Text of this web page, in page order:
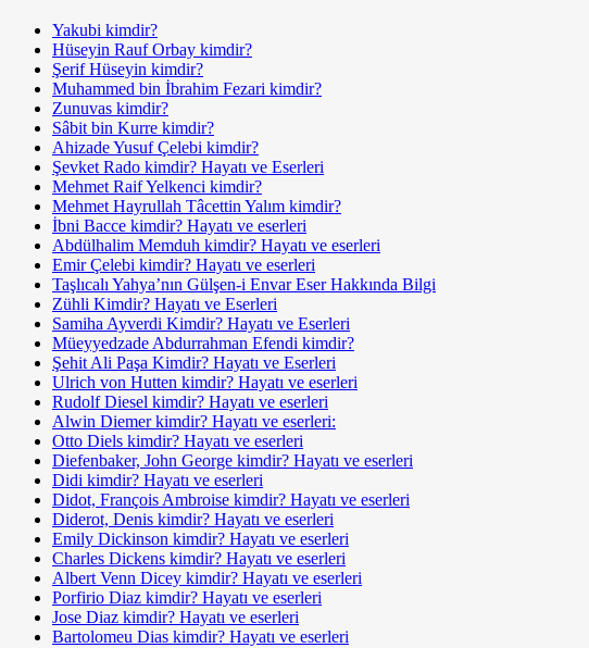
Yakubi kimdir?
Hüseyin Rauf Orbay kimdir?
Şerif Hüseyin kimdir?
Muhammed bin İbrahim Fezari kimdir?
Zunuvas kimdir?
Sâbit bin Kurre kimdir?
Ahizade Yusuf Çelebi kimdir?
Şevket Rado kimdir? Hayatı ve Eserleri
Mehmet Raif Yelkenci kimdir?
Mehmet Hayrullah Tâcettin Yalım kimdir?
İbni Bacce kimdir? Hayatı ve eserleri
Abdülhalim Memduh kimdir? Hayatı ve eserleri
Emir Çelebi kimdir? Hayatı ve eserleri
Taşlıcalı Yahya’nın Gülşen-i Envar Eser Hakkında Bilgi
Zühli Kimdir? Hayatı ve Eserleri
Samiha Ayverdi Kimdir? Hayatı ve Eserleri
Müeyyedzade Abdurrahman Efendi kimdir?
Şehit Ali Paşa Kimdir? Hayatı ve Eserleri
Ulrich von Hutten kimdir? Hayatı ve eserleri
Rudolf Diesel kimdir? Hayatı ve eserleri
Alwin Diemer kimdir? Hayatı ve eserleri:
Otto Diels kimdir? Hayatı ve eserleri
Diefenbaker, John George kimdir? Hayatı ve eserleri
Didi kimdir? Hayatı ve eserleri
Didot, François Ambroise kimdir? Hayatı ve eserleri
Diderot, Denis kimdir? Hayatı ve eserleri
Emily Dickinson kimdir? Hayatı ve eserleri
Charles Dickens kimdir? Hayatı ve eserleri
Albert Venn Dicey kimdir? Hayatı ve eserleri
Porfirio Diaz kimdir? Hayatı ve eserleri
Jose Diaz kimdir? Hayatı ve eserleri
Bartolomeu Dias kimdir? Hayatı ve eserleri